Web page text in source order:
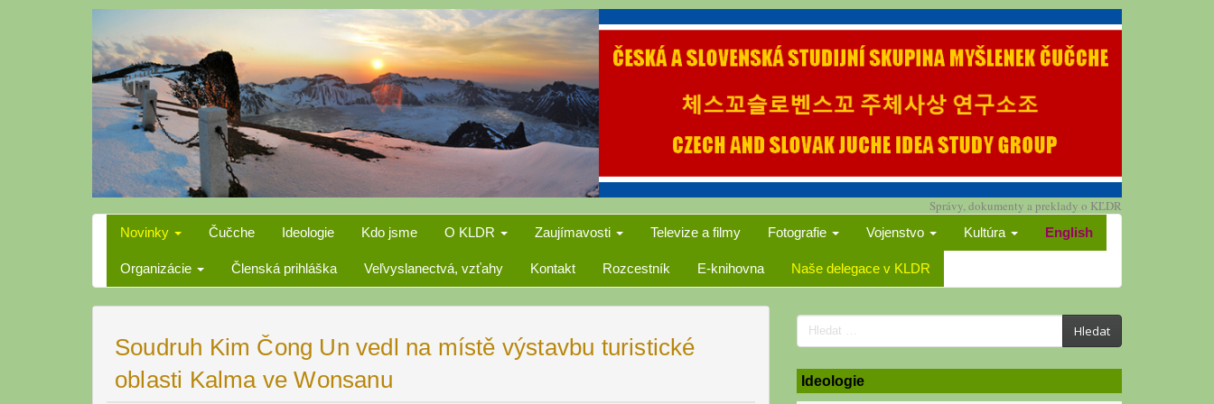
Správy, dokumenty a preklady o KĽDR
Novinky Čučche Ideologie Kdo jsme O KLDR Zaujímavosti Televize a filmy Fotografie Vojenstvo Kultúra English
Organizácie Členská prihláška Veľvyslanectvá, vzťahy Kontakt Rozcestník E-knihovna Naše delegace v KLDR
Soudruh Kim Čong Un vedl na místě výstavbu turistické
oblasti Kalma ve Wonsanu
Search
for:
Hledat
Ideologie